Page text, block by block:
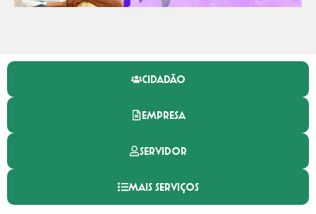
CIDADÃO
EMPRESA
SERVIDOR
MAIS SERVIÇOS